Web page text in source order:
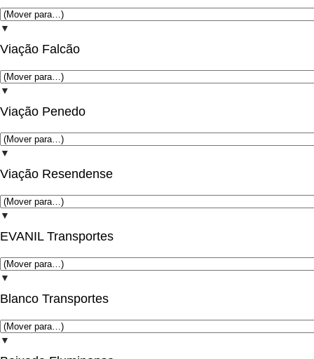
▼
Viação Falcão
▼
Viação Penedo
▼
Viação Resendense
▼
EVANIL Transportes
▼
Blanco Transportes
▼